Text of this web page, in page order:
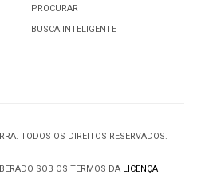
PROCURAR
BUSCA INTELIGENTE
TODOS OS DIREITOS RESERVADOS.
SOB OS TERMOS DA LICENÇA